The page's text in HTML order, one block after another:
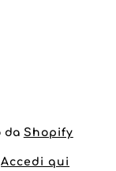
da Shopify
Accedi qui